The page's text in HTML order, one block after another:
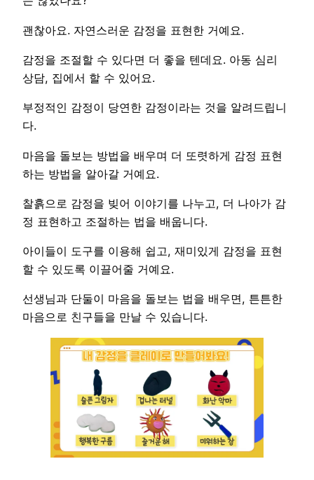
괜찮아요. 자연스러운 감정을 표현한 거예요.
감정을 조절할 수 있다면 더 좋을 텐데요. 아동 심리
상담, 집에서 할 수 있어요.
부정적인 감정이 당연한 감정이라는 것을 알려드립니
다.
마음을 돌보는 방법을 배우며 더 또렷하게 감정 표현
하는 방법을 알아갈 거예요.
찰흙으로 감정을 빚어 이야기를 나누고, 더 나아가 감
정 표현하고 조절하는 법을 배웁니다.
아이들이 도구를 이용해 쉽고, 재미있게 감정을 표현
할 수 있도록 이끌어줄 거예요.
선생님과 단둘이 마음을 돌보는 법을 배우면, 튼튼한
마음으로 친구들을 만날 수 있습니다.